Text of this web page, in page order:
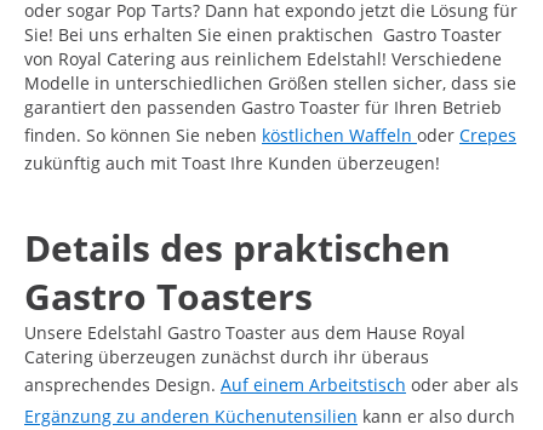
oder sogar Pop Tarts? Dann hat expondo jetzt die Lösung für
Sie! Bei uns erhalten Sie einen praktischen Gastro Toaster
von Royal Catering aus reinlichem Edelstahl! Verschiedene
Modelle in unterschiedlichen Größen stellen sicher, dass sie
garantiert den passenden Gastro Toaster für Ihren Betrieb
finden. So können Sie neben köstlichen Waffeln oder Crepes
zukünftig auch mit Toast Ihre Kunden überzeugen!
Details des praktischen
Gastro Toasters
Unsere Edelstahl Gastro Toaster aus dem Hause Royal
Catering überzeugen zunächst durch ihr überaus
ansprechendes Design. Auf einem Arbeitstisch oder aber als
Ergänzung zu anderen Küchenutensilien kann er also durch